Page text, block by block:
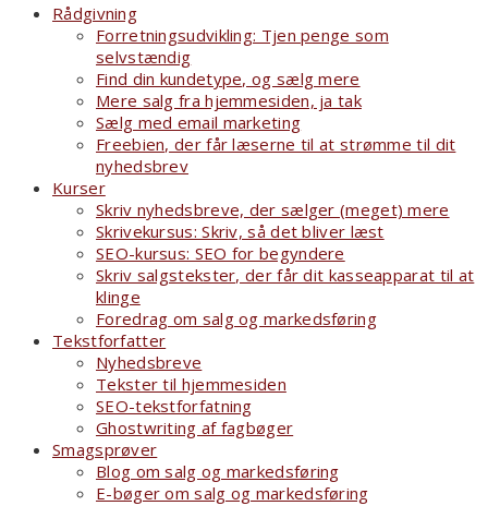
Rådgivning
Forretningsudvikling: Tjen penge som
selvstændig
Find din kundetype, og sælg mere
Mere salg fra hjemmesiden, ja tak
Sælg med email marketing
Freebien, der får læserne til at strømme til dit
nyhedsbrev
Kurser
Skriv nyhedsbreve, der sælger (meget) mere
Skrivekursus: Skriv, så det bliver læst
SEO-kursus: SEO for begyndere
Skriv salgstekster, der får dit kasseapparat til at
klinge
Foredrag om salg og markedsføring
Tekstforfatter
Nyhedsbreve
Tekster til hjemmesiden
SEO-tekstforfatning
Ghostwriting af fagbøger
Smagsprøver
Blog om salg og markedsføring
E-bøger om salg og markedsføring